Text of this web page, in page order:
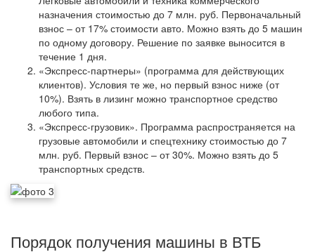
назначения стоимостью до 7 млн. руб. Первоначальный
взнос – от 17% стоимости авто. Можно взять до 5 машин
по одному договору. Решение по заявке выносится в
течение 1 дня.
«Экспресс-партнеры» (программа для действующих
клиентов). Условия те же, но первый взнос ниже (от
10%). Взять в лизинг можно транспортное средство
любого типа.
«Экспресс-грузовик». Программа распространяется на
грузовые автомобили и спецтехнику стоимостью до 7
млн. руб. Первый взнос – от 30%. Можно взять до 5
транспортных средств.
Порядок получения машины в ВТБ